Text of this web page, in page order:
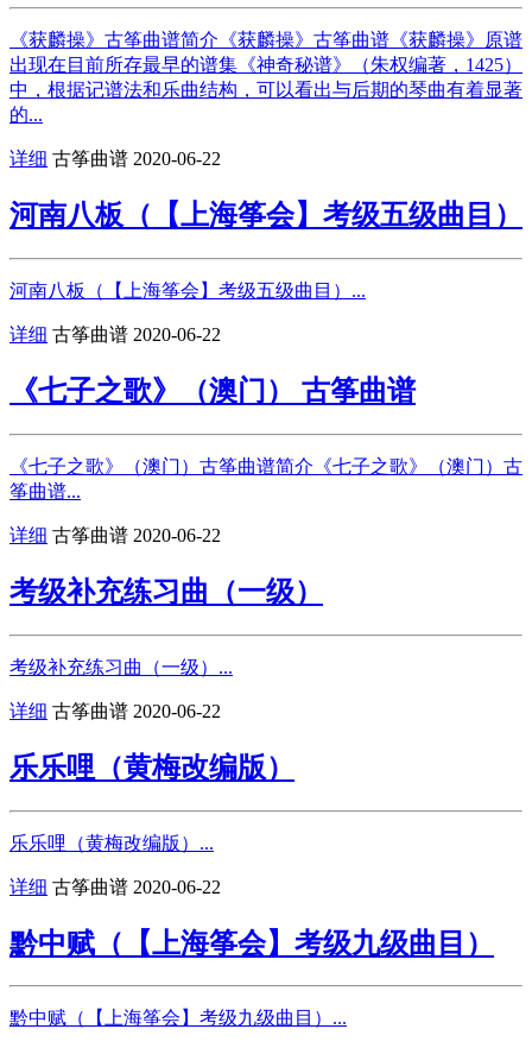
《获麟操》古筝曲谱简介《获麟操》古筝曲谱《获麟操》原谱
出现在目前所存最早的谱集《神奇秘谱》（朱权编著，1425）
中，根据记谱法和乐曲结构，可以看出与后期的琴曲有着显著
的...
详细 古筝曲谱 2020-06-22
河南八板（【上海筝会】考级五级曲目）
河南八板（【上海筝会】考级五级曲目）...
详细 古筝曲谱 2020-06-22
《七子之歌》（澳门） 古筝曲谱
《七子之歌》（澳门）古筝曲谱简介《七子之歌》（澳门）古
筝曲谱...
详细 古筝曲谱 2020-06-22
考级补充练习曲（一级）
考级补充练习曲（一级）...
详细 古筝曲谱 2020-06-22
乐乐哩（黄梅改编版）
乐乐哩（黄梅改编版）...
详细 古筝曲谱 2020-06-22
黔中赋（【上海筝会】考级九级曲目）
黔中赋（【上海筝会】考级九级曲目）...